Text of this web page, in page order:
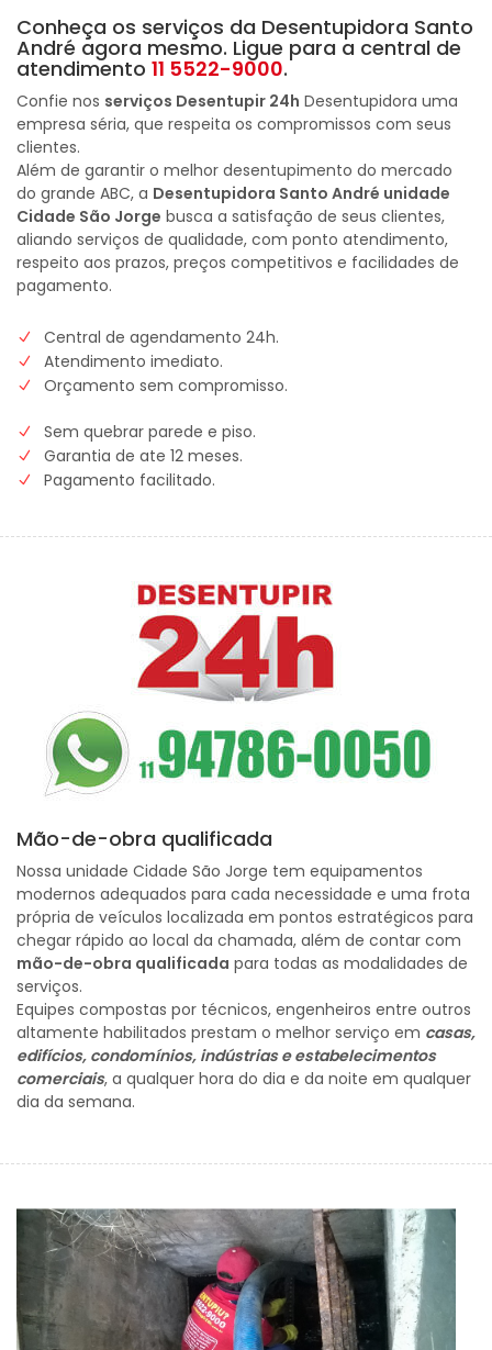
Conheça os serviços da Desentupidora Santo
André agora mesmo. Ligue para a central de
atendimento 11 5522-9000.
Confie nos serviços Desentupir 24h Desentupidora uma
empresa séria, que respeita os compromissos com seus
clientes.
Além de garantir o melhor desentupimento do mercado
do grande ABC, a Desentupidora Santo André unidade
Cidade São Jorge busca a satisfação de seus clientes,
aliando serviços de qualidade, com ponto atendimento,
respeito aos prazos, preços competitivos e facilidades de
pagamento.
Central de agendamento 24h.
Atendimento imediato.
Orçamento sem compromisso.
Sem quebrar parede e piso.
Garantia de ate 12 meses.
Pagamento facilitado.
Mão-de-obra qualificada
Nossa unidade Cidade São Jorge tem equipamentos
modernos adequados para cada necessidade e uma frota
própria de veículos localizada em pontos estratégicos para
chegar rápido ao local da chamada, além de contar com
mão-de-obra qualificada para todas as modalidades de
serviços.
Equipes compostas por técnicos, engenheiros entre outros
altamente habilitados prestam o melhor serviço em casas,
edifícios, condomínios, indústrias e estabelecimentos
comerciais, a qualquer hora do dia e da noite em qualquer
dia da semana.